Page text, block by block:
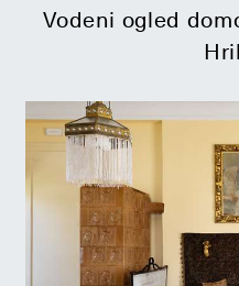
Vodeni ogled